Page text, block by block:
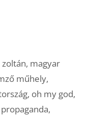
, magyar
műhely,
, oh my god,
propaganda,